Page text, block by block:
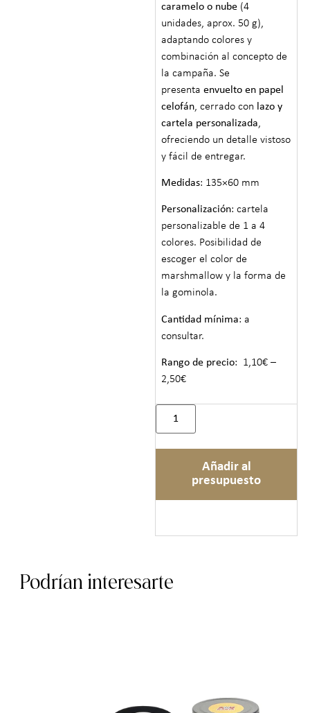
caramelo o nube (4
unidades, aprox. 50 g),
adaptando colores y
combinación al concepto de
la campaña. Se
presentaenvuelto en papel
celofán, cerrado con lazo y
cartela personalizada,
ofreciendo un detalle vistoso
y fácil de entregar.
Medidas: 135×60 mm
Personalización: cartela
personalizable de 1 a 4
colores. Posibilidad de
escoger el color de
marshmallow y la forma de
la gominola.
Cantidad mínima: a
consultar.
Rango de precio: 1,10€ –
2,50€
Añadir al
presupuesto
Podrían interesarte